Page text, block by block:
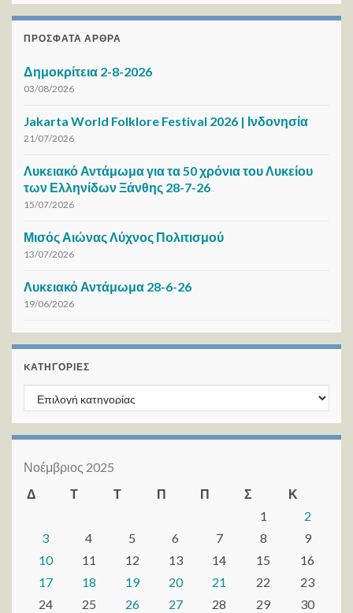
ΠΡΌΣΦΑΤΑ ΆΡΘΡΑ
Δημοκρίτεια 2-8-2026
03/08/2026
Jakarta World Folklore Festival 2026 | Ινδονησία
21/07/2026
Λυκειακό Αντάμωμα για τα 50 χρόνια του Λυκείου
των Ελληνίδων Ξάνθης 28-7-26
15/07/2026
Μισός Αιώνας Λύχνος Πολιτισμού
13/07/2026
Λυκειακό Αντάμωμα 28-6-26
19/06/2026
KΑΤΗΓΟΡΊΕΣ
Kατηγορίες
Νοέμβριος 2025
Δ
Τ Τ Π Π Σ
Κ
1
2
3
4 5 6 7 8
9
10
11 12 13 14 15
16
17
18 19 20 21 22
23
24
25 26 27 28 29
30